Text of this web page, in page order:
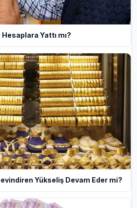
Yattı mı?
Sevindiren Yükseliş Devam Eder mi?